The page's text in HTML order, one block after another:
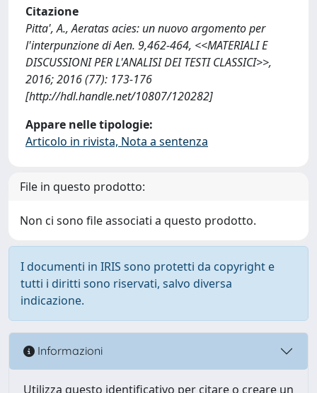
Citazione
Pitta', A., Aeratas acies: un nuovo argomento per
l'interpunzione di Aen. 9,462-464, <<MATERIALI E
DISCUSSIONI PER L'ANALISI DEI TESTI CLASSICI>>,
2016; 2016 (77): 173-176
[http://hdl.handle.net/10807/120282]
Appare nelle tipologie:
Articolo in rivista, Nota a sentenza
File in questo prodotto:
Non ci sono file associati a questo prodotto.
I documenti in IRIS sono protetti da copyright e
tutti i diritti sono riservati, salvo diversa
indicazione.
Informazioni
Utilizza questo identificativo per citare o creare un